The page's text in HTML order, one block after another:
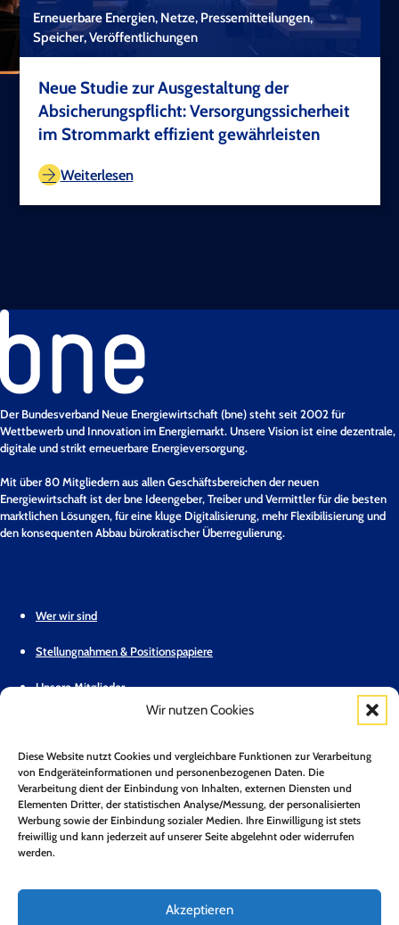
Wir nutzen Cookies
Diese Website nutzt Cookies und vergleichbare Funktionen zur Verarbeitung
von Endgeräteinformationen und personenbezogenen Daten. Die
Verarbeitung dient der Einbindung von Inhalten, externen Diensten und
Elementen Dritter, der statistischen Analyse/Messung, der personalisierten
Werbung sowie der Einbindung sozialer Medien. Ihre Einwilligung ist stets
freiwillig und kann jederzeit auf unserer Seite abgelehnt oder widerrufen
werden.
Akzeptieren
Erneuerbare Energien, Netze, Pressemitteilungen,
Speicher, Veröffentlichungen
Neue Studie zur Ausgestaltung der
Absicherungspflicht: Versorgungssicherheit
im Strommarkt effizient gewährleisten
Weiterlesen
Der Bundesverband Neue Energiewirtschaft (bne) steht seit 2002 für
Wettbewerb und Innovation im Energiemarkt. Unsere Vision ist eine dezentrale,
digitale und strikt erneuerbare Energieversorgung.
Mit über 80 Mitgliedern aus allen Geschäftsbereichen der neuen
Energiewirtschaft ist der bne Ideengeber, Treiber und Vermittler für die besten
marktlichen Lösungen, für eine kluge Digitalisierung, mehr Flexibilisierung und
den konsequenten Abbau bürokratischer Überregulierung.
Wer wir sind
Stellungnahmen & Positionspapiere
Unsere Mitglieder
Pressemitteilungen
Mitglied werden
Kontakt